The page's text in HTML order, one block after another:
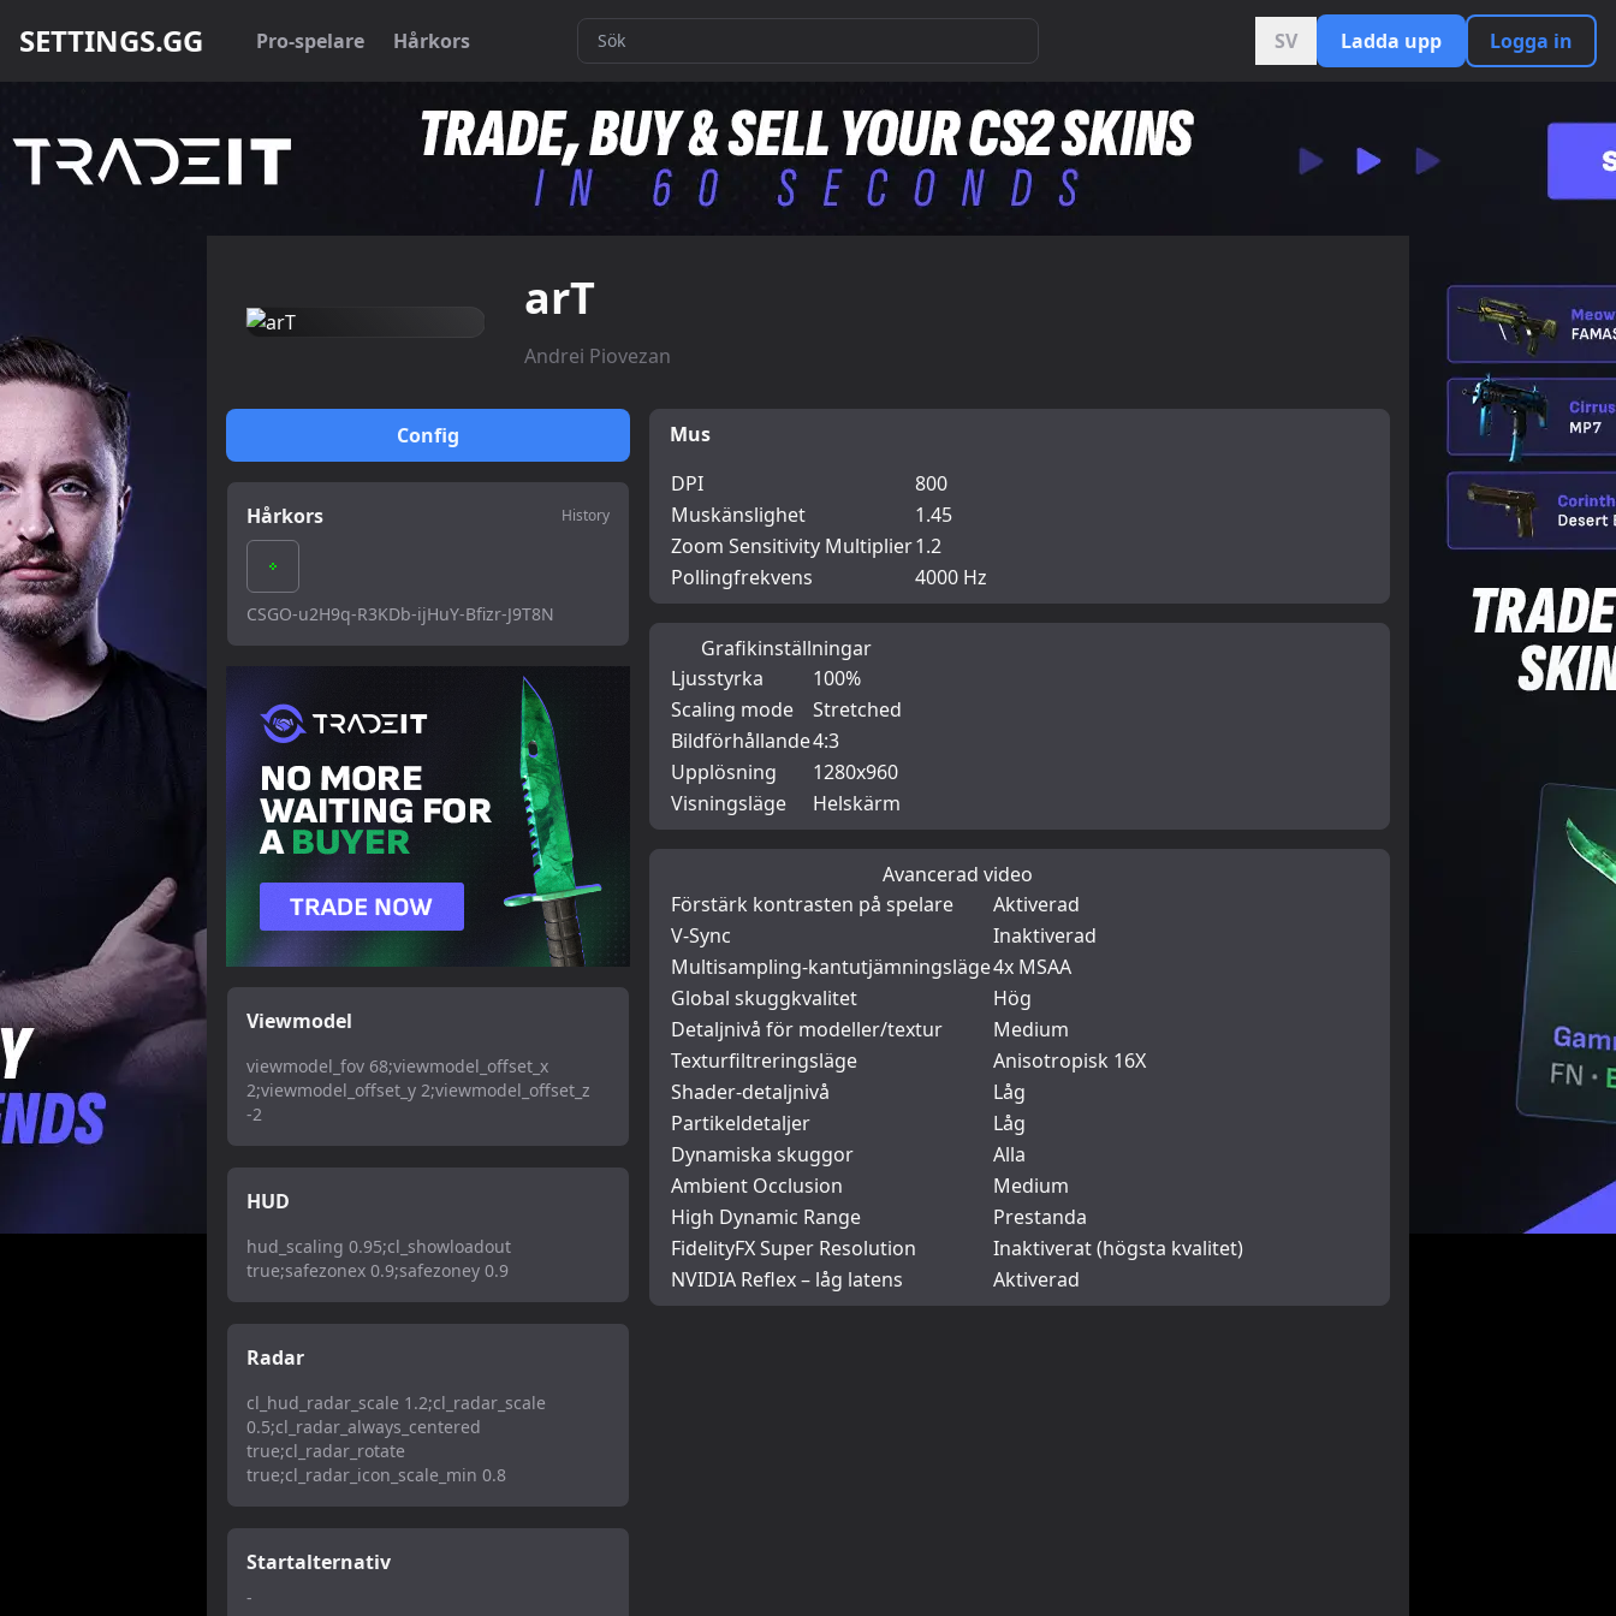
SETTINGS.GG Pro-spelare Hårkors SV Ladda upp Logga in
arT
Andrei Piovezan
Config
Hårkors History
CSGO-u2H9q-R3KDb-ijHuY-Bfizr-J9T8N
Viewmodel
viewmodel_fov 68;viewmodel_offset_x
2;viewmodel_offset_y 2;viewmodel_offset_z
-2
HUD
hud_scaling 0.95;cl_showloadout
true;safezonex 0.9;safezoney 0.9
Radar
cl_hud_radar_scale 1.2;cl_radar_scale
0.5;cl_radar_always_centered
true;cl_radar_rotate
true;cl_radar_icon_scale_min 0.8
Startalternativ
-
Mus
DPI
800
Muskänslighet
1.45
Zoom Sensitivity Multiplier1.2
Pollingfrekvens
4000 Hz
Grafikinställningar
Ljusstyrka
100%
Scaling mode
Stretched
Bildförhållande4:3
Upplösning
1280x960
Visningsläge
Helskärm
Avancerad video
Förstärk kontrasten på spelare
Aktiverad
V-Sync
Inaktiverad
Multisampling-kantutjämningsläge4x MSAA
Global skuggkvalitet
Hög
Detaljnivå för modeller/textur
Medium
Texturfiltreringsläge
Anisotropisk 16X
Shader-detaljnivå
Låg
Partikeldetaljer
Låg
Dynamiska skuggor
Alla
Ambient Occlusion
Medium
High Dynamic Range
Prestanda
FidelityFX Super Resolution
Inaktiverat (högsta kvalitet)
NVIDIA Reflex – låg latens
Aktiverad